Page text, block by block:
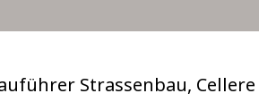
Strassenbau, Cellere